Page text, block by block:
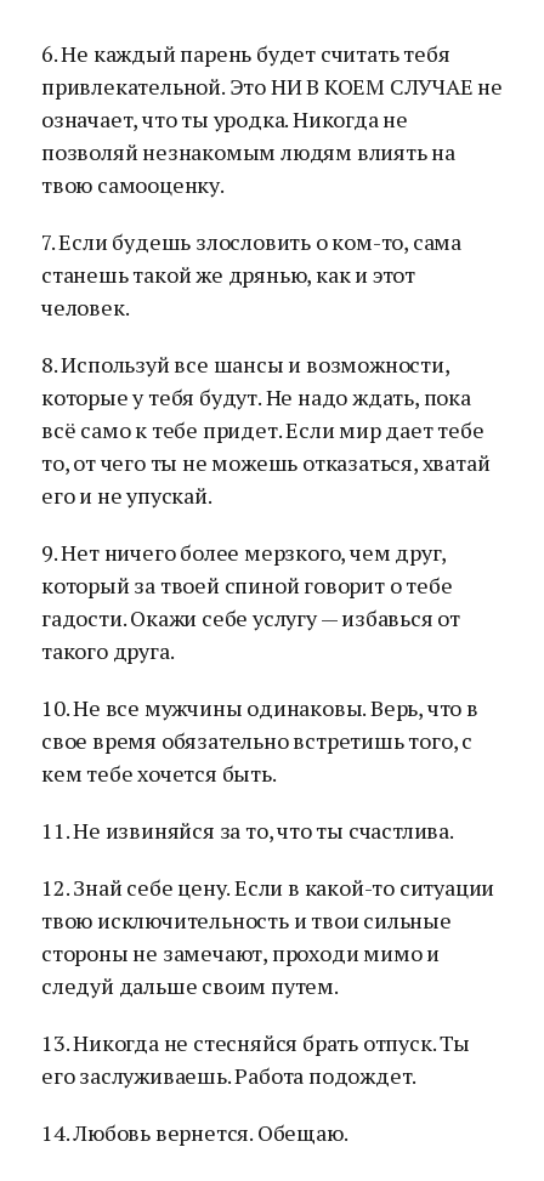
6. Не каждый парень будет считать тебя
привлекательной. Это НИ В КОЕМ СЛУЧАЕ не
означает, что ты уродка. Никогда не
позволяй незнакомым людям влиять на
твою самооценку.
7. Если будешь злословить о ком-то, сама
станешь такой же дрянью, как и этот
человек.
8. Используй все шансы и возможности,
которые у тебя будут. Не надо ждать, пока
всё само к тебе придет. Если мир дает тебе
то, от чего ты не можешь отказаться, хватай
его и не упускай.
9. Нет ничего более мерзкого, чем друг,
который за твоей спиной говорит о тебе
гадости. Окажи себе услугу — избавься от
такого друга.
10. Не все мужчины одинаковы. Верь, что в
свое время обязательно встретишь того, с
кем тебе хочется быть.
11. Не извиняйся за то, что ты счастлива.
12. Знай себе цену. Если в какой-то ситуации
твою исключительность и твои сильные
стороны не замечают, проходи мимо и
следуй дальше своим путем.
13. Никогда не стесняйся брать отпуск. Ты
его заслуживаешь. Работа подождет.
14. Любовь вернется. Обещаю.